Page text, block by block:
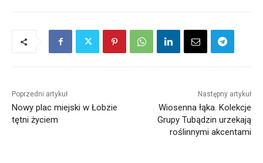
Poprzedni artykuł
Nowy plac miejski w Łobzie
tętni życiem
Następny artykuł
Wiosenna łąka. Kolekcje
Grupy Tubądzin urzekają
roślinnymi akcentami